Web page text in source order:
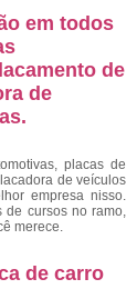
em todos
de
de
placas de
de veículos
empresa nisso.
de cursos no ramo,
merece.
de carro